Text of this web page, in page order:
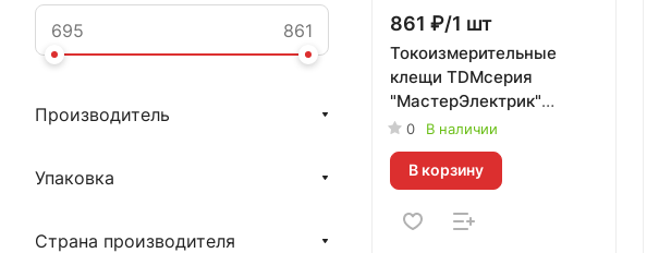
861 ₽/1 шт
Токоизмерительные
клещи TDMсерия
"МастерЭлектрик"
М266F TDM -
профессиональный
измерительный
инструмент
0 В наличии
В корзину
Производитель
Упаковка
Страна производителя